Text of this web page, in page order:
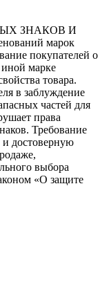
ЗНАКОВ И
марок
покупателей о
марке
товара.
в заблуждение
частей для
права
Требование
и достоверную
выбора
«О защите